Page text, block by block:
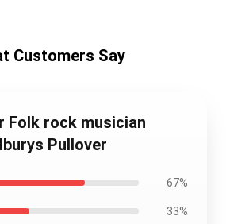
Customers Say
Folk rock musician
Pullover
67%
33%